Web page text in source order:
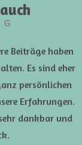
Beiträge haben
Es sind eher
persönlichen
Erfahrungen.
dankbar und